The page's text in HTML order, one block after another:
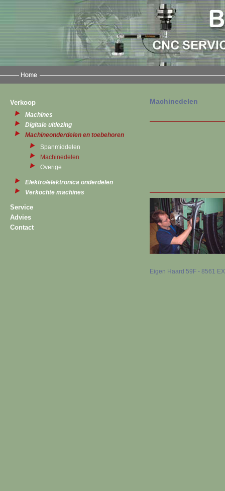
Verkoop
Machines
Digitale uitlezing
Machineonderdelen en toebehoren
Spanmiddelen
Machinedelen
Overige
Elektro/elektronica onderdelen
Verkochte machines
Service
Advies
Contact
Machinedelen
Eigen Haard 59F - 8561